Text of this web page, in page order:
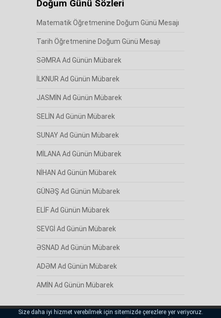
Doğum Günü Sözleri
Matematik Öğretmenine Doğum Günü Mesajı
Tarih Öğretmenine Doğum Günü Mesajı
SƏMRA Ad Günün Mübarek
İLKNUR Ad Günün Mübarek
JASMİN Ad Günün Mübarek
SELİN Ad Günün Mübarek
SUNAY Ad Günün Mübarek
MİLANA Ad Günün Mübarek
NİHAN Ad Günün Mübarek
GÜNƏŞ Ad Günün Mübarek
ELİF Ad Günün Mübarek
SEVGİ Ad Günün Mübarek
ƏSNAD Ad Günün Mübarek
ADƏM Ad Günün Mübarek
AMİN Ad Günün Mübarek
Size daha iyi hizmet verebilmek için sitemizde çerezlere yer veriyoruz.